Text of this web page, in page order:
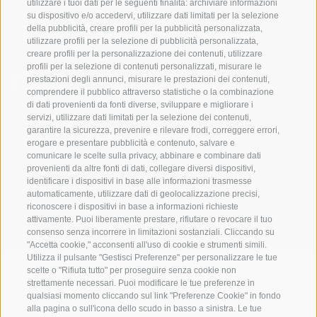
utilizzare i tuoi dati per le seguenti finalità: archiviare informazioni
su dispositivo e/o accedervi, utilizzare dati limitati per la selezione
della pubblicità, creare profili per la pubblicità personalizzata,
utilizzare profili per la selezione di pubblicità personalizzata,
creare profili per la personalizzazione dei contenuti, utilizzare
profili per la selezione di contenuti personalizzati, misurare le
prestazioni degli annunci, misurare le prestazioni dei contenuti,
comprendere il pubblico attraverso statistiche o la combinazione
di dati provenienti da fonti diverse, sviluppare e migliorare i
servizi, utilizzare dati limitati per la selezione dei contenuti,
garantire la sicurezza, prevenire e rilevare frodi, correggere errori,
erogare e presentare pubblicità e contenuto, salvare e
comunicare le scelte sulla privacy, abbinare e combinare dati
provenienti da altre fonti di dati, collegare diversi dispositivi,
identificare i dispositivi in base alle informazioni trasmesse
automaticamente, utilizzare dati di geolocalizzazione precisi,
riconoscere i dispositivi in base a informazioni richieste
attivamente. Puoi liberamente prestare, rifiutare o revocare il tuo
consenso senza incorrere in limitazioni sostanziali. Cliccando su
"Accetta cookie," acconsenti all'uso di cookie e strumenti simili.
Utilizza il pulsante "Gestisci Preferenze" per personalizzare le tue
scelte o "Rifiuta tutto" per proseguire senza cookie non
strettamente necessari. Puoi modificare le tue preferenze in
qualsiasi momento cliccando sul link "Preferenze Cookie" in fondo
alla pagina o sull'icona dello scudo in basso a sinistra. Le tue
Soc. coop. turistica Val Casies-Monguelfo-Tesido in Alto Adige
S. Martino 10a I-39030 Val Casies
Sempre informati e aggiornati!
NEWSLETTER
Alloggi
Hotel
Temi
La Regione
Service
Arrivo